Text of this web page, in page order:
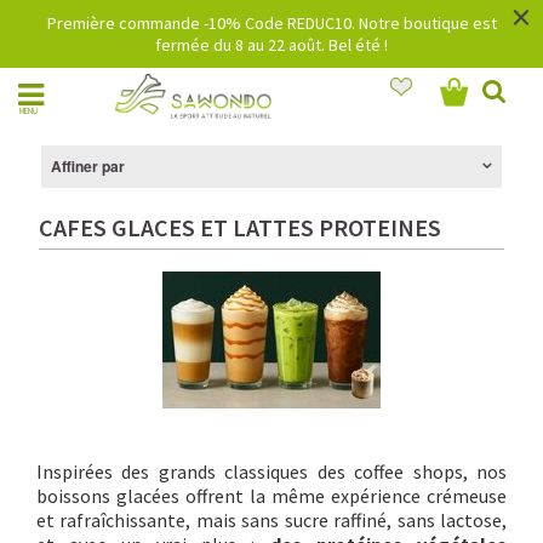
Première commande -10% Code REDUC10. Notre boutique est
fermée du 8 au 22 août. Bel été !
×
MENU
Affiner par
CAFES GLACES ET LATTES PROTEINES
Inspirées des grands classiques des coffee shops, nos
boissons glacées offrent la même expérience crémeuse
et rafraîchissante, mais sans sucre raffiné, sans lactose,